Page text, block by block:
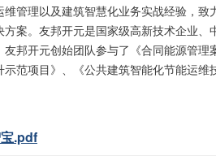
管理以及建筑智慧化业务实战经验，
案。友邦开元是国家级高新技术企业
邦开元创始团队参与了《合同能源管
范项目》、《公共建筑智能化节能运维
.pdf